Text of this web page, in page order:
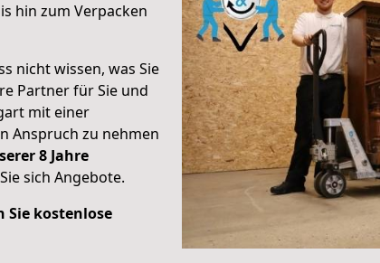
hin zum Verpacken
nicht wissen, was Sie
Partner für Sie und
mit einer
Anspruch zu nehmen
8 Jahre
sich Angebote.
Sie kostenlose